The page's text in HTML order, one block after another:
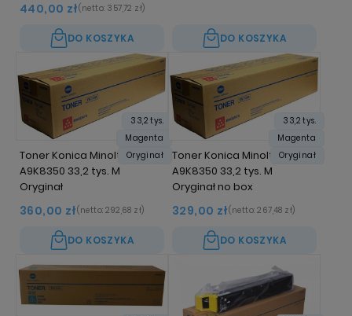
440,00 zł(netto: 357,72 zł)
DO KOSZYKA DO KOSZYKA
Toner Konica Minolta TN-713
A9K8350 33,2 tys. M
Oryginał
360,00 zł(netto: 292,68 zł)
DO KOSZYKA
33,2 tys.
Magenta
Oryginał
Toner Konica Minolta TN-713
A9K8350 33,2 tys. M
Oryginał no box
329,00 zł(netto: 267,48 zł)
DO KOSZYKA
33,2 tys.
Magenta
Oryginał